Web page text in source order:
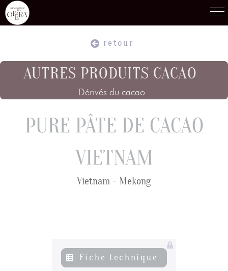
Produits
Recettes
03 Terroirs
Savoir-Faire
Actualités
retour
AUTRES PRODUITS CACAO
Dérivés du cacao
PURE PÂTE DE CACAO
VIETNAM
Vietnam - Mekong
Fiche technique